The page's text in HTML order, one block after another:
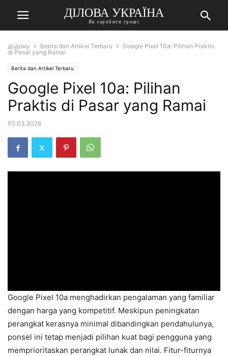
ДІЛОВА УКРАЇНА
Як заробити гроші
додому Berita dan Artikel Terbaru
Google Pixel 10a: Pilihan Praktis
di Pasar yang Ramai
Berita dan Artikel Terbaru
Google Pixel 10a: Pilihan
Praktis di Pasar yang Ramai
05.03.2026
Google Pixel 10a menghadirkan pengalaman yang familiar
dengan harga yang kompetitif. Meskipun peningkatan
perangkat kerasnya minimal dibandingkan pendahulunya,
ponsel ini tetap menjadi pilihan kuat bagi pengguna yang
memprioritaskan perangkat lunak dan nilai. Fitur-fiturnya